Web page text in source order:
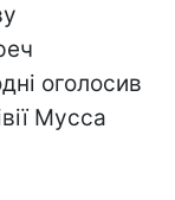
оголосив
Мусса